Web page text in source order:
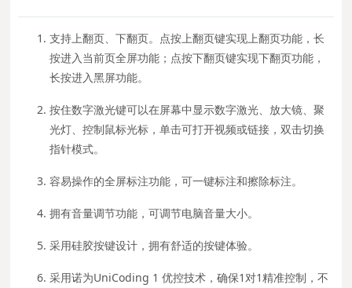
支持上翻页、下翻页。点按上翻页键实现上翻页功能，长
按进入当前页全屏功能；点按下翻页键实现下翻页功能，
长按进入黑屏功能。
按住数字激光键可以在屏幕中显示数字激光、放大镜、聚
光灯、控制鼠标光标，单击可打开视频或链接，双击切换
指针模式。
容易操作的全屏标注功能，可一键标注和擦除标注。
拥有音量调节功能，可调节电脑音量大小。
采用硅胶按键设计，拥有舒适的按键体验。
采用诺为UniCoding 1 优控技术，确保1对1精准控制，不